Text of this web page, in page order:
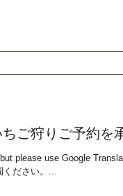
ご狩りご予約を
please use Google
ださい。...